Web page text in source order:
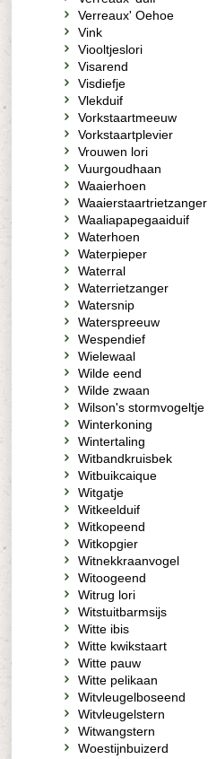
Verreaux' Oehoe
Vink
Viooltjeslori
Visarend
Visdiefje
Vlekduif
Vorkstaartmeeuw
Vorkstaartplevier
Vrouwen lori
Vuurgoudhaan
Waaierhoen
Waaierstaartrietzanger
Waaliapapegaaiduif
Waterhoen
Waterpieper
Waterral
Waterrietzanger
Watersnip
Waterspreeuw
Wespendief
Wielewaal
Wilde eend
Wilde zwaan
Wilson's stormvogeltje
Winterkoning
Wintertaling
Witbandkruisbek
Witbuikcaique
Witgatje
Witkeelduif
Witkopeend
Witkopgier
Witnekkraanvogel
Witoogeend
Witrug lori
Witstuitbarmsijs
Witte ibis
Witte kwikstaart
Witte pauw
Witte pelikaan
Witvleugelboseend
Witvleugelstern
Witwangstern
Woestijnbuizerd